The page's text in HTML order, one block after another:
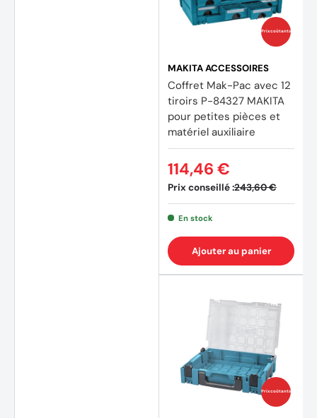
Prix coûtants
MAKITA ACCESSOIRES
Coffret Mak-Pac avec 12
tiroirs P-84327 MAKITA
pour petites pièces et
matériel auxiliaire
Prix conseillé :243,60 €
114,46 €
En stock
Ajouter au panier
Prix coûtants